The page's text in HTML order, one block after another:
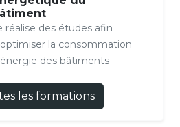
réalise des études afin
la consommation
des bâtiments
les formations